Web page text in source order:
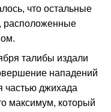
что остальные
расположенные
талибы издали
нападений
частью джихада
максимум, который